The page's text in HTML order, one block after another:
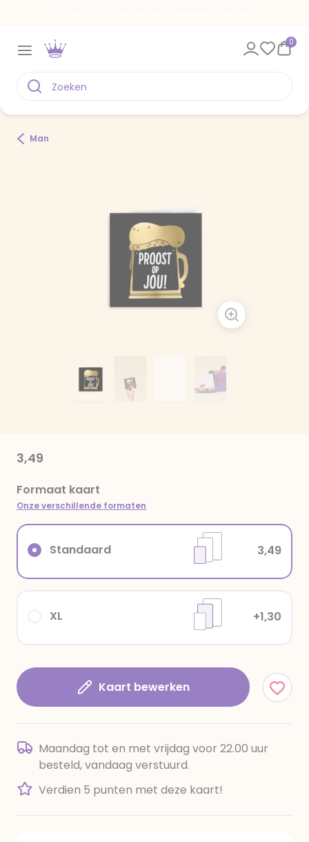
0
Man
3,49
Formaat kaart
Onze verschillende formaten
XL +1,30
Standaard 3,49
Kaart bewerken
Maandag tot en met vrijdag voor 22.00 uur
besteld, vandaag verstuurd.
Verdien 5 punten met deze kaart!